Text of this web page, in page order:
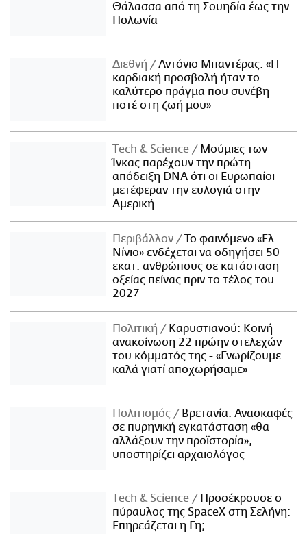
Θάλασσα από τη Σουηδία έως την
Πολωνία
Διεθνή
Αντόνιο Μπαντέρας: «Η
καρδιακή προσβολή ήταν το
καλύτερο πράγμα που συνέβη
ποτέ στη ζωή μου»
Τech & Science
Μούμιες των
Ίνκας παρέχουν την πρώτη
απόδειξη DNA ότι οι Ευρωπαίοι
μετέφεραν την ευλογιά στην
Αμερική
Περιβάλλον
Το φαινόμενο «Ελ
Νίνιο» ενδέχεται να οδηγήσει 50
εκατ. ανθρώπους σε κατάσταση
οξείας πείνας πριν το τέλος του
2027
Πολιτική
Καρυστιανού: Κοινή
ανακοίνωση 22 πρώην στελεχών
του κόμματός της - «Γνωρίζουμε
καλά γιατί αποχωρήσαμε»
Πολιτισμός
Βρετανία: Ανασκαφές
σε πυρηνική εγκατάσταση «θα
αλλάξουν την προϊστορία»,
υποστηρίζει αρχαιολόγος
Τech & Science
Προσέκρουσε ο
πύραυλος της SpaceX στη Σελήνη:
Επηρεάζεται η Γη;